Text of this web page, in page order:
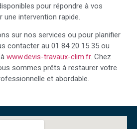
pour répondre à vos
intervention rapide.
sur nos services ou pour planifier
contacter au 01 84 20 15 35 ou
www.devis-travaux-clim.fr. Chez
sommes prêts à restaurer votre
et abordable.